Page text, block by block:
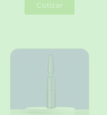
Cotizar